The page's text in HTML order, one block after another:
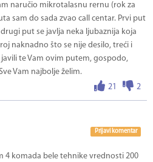
naručio mikrotalasnu rernu (rok za
sam do sada zvao call centar. Prvi put
put se javlja neka ljubaznija koja
naknadno što se nije desilo, treći i
te Vam ovim putem, gospodo,
Vam najbolje želim.
21
2
Prijavi komentar
4 komada bele tehnike vrednosti 200